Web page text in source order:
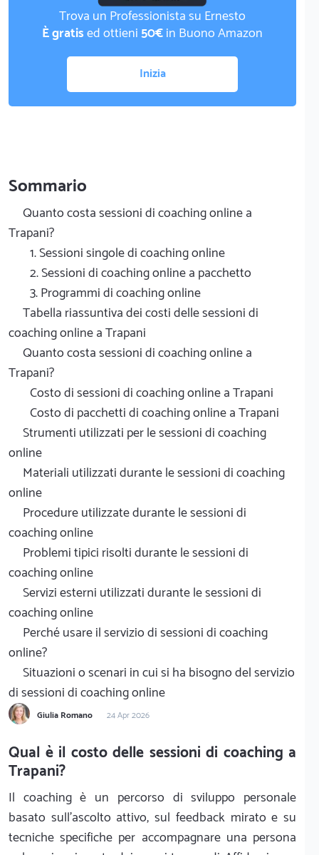
Trova un Professionista su Ernesto
È gratised ottieni50€in Buono Amazon
Inizia
Sommario
Quanto costa sessioni di coaching online a
Trapani?
1. Sessioni singole di coaching online
2. Sessioni di coaching online a pacchetto
3. Programmi di coaching online
Tabella riassuntiva dei costi delle sessioni di
coaching online a Trapani
Quanto costa sessioni di coaching online a
Trapani?
Costo di sessioni di coaching online a Trapani
Costo di pacchetti di coaching online a Trapani
Strumenti utilizzati per le sessioni di coaching
online
Materiali utilizzati durante le sessioni di coaching
online
Procedure utilizzate durante le sessioni di
coaching online
Problemi tipici risolti durante le sessioni di
coaching online
Servizi esterni utilizzati durante le sessioni di
coaching online
Perché usare il servizio di sessioni di coaching
online?
Situazioni o scenari in cui si ha bisogno del servizio
di sessioni di coaching online
Giulia Romano 24 Apr 2026
Qual è il costo delle sessioni di coaching a
Trapani?
Il coaching è un percorso di sviluppo personale
basato sull'ascolto attivo, sul feedback mirato e su
tecniche specifiche per accompagnare una persona